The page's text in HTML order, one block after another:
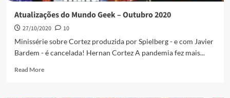
Atualizações do Mundo Geek – Outubro 2020
27/10/2020
10
Minissérie sobre Cortez produzida por Spielberg - e com Javier
Bardem - é cancelada! Hernan Cortez A pandemia fez mais...
Read More